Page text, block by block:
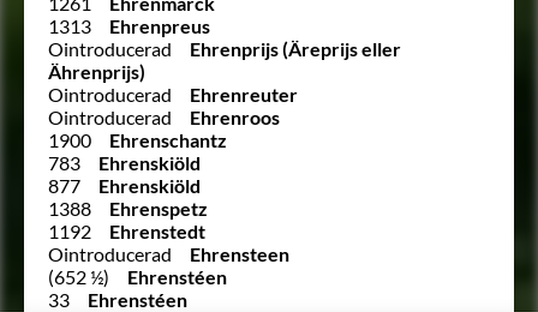
1313
Ehrenpreus
Ointroducerad
Ehrenprijs (Äreprijs eller
Ährenprijs)
Ointroducerad
Ehrenreuter
Ointroducerad
Ehrenroos
1900
Ehrenschantz
783
Ehrenskiöld
877
Ehrenskiöld
1388
Ehrenspetz
1192
Ehrenstedt
Ointroducerad
Ehrensteen
(652 ½)
Ehrenstéen
33
Ehrenstéen